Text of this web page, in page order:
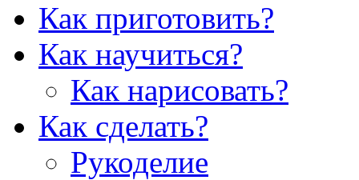
Как приготовить?
Как научиться?
Как нарисовать?
Как сделать?
Рукоделие